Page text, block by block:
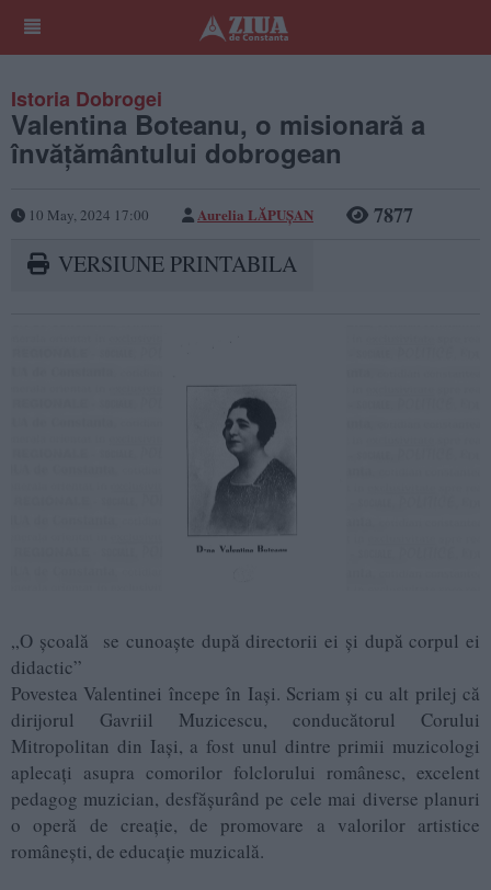
Istoria Dobrogei
Valentina Boteanu, o misionară a
învățământului dobrogean
10 May, 2024 17:00 Aurelia LĂPUŞAN 7877
VERSIUNE PRINTABILA
„O școală se cunoaşte după directorii ei şi după corpul ei
didactic”
Povestea Valentinei începe în Iași. Scriam și cu alt prilej că
dirijorul Gavriil Muzicescu, conducătorul Corului
Mitropolitan din Iași, a fost unul dintre primii muzicologi
aplecați asupra comorilor folclorului românesc, excelent
pedagog muzician, desfășurând pe cele mai diverse planuri
o operă de creație, de promovare a valorilor artistice
românești, de educație muzicală.